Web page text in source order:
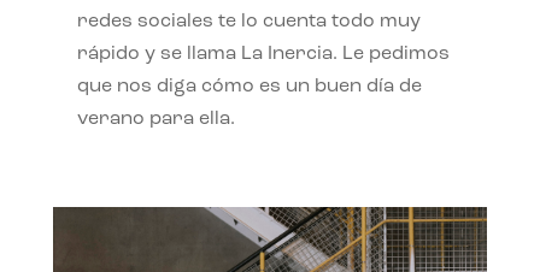
redes sociales te lo cuenta todo muy
rápido y se llama La Inercia. Le pedimos
que nos diga cómo es un buen día de
verano para ella.